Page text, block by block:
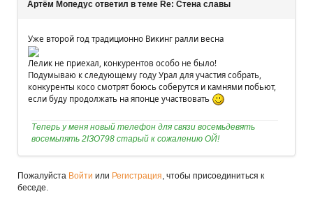
Артём Мопедус ответил в теме Re: Стена славы
Уже второй год традиционно Викинг ралли весна
Лелик не приехал, конкурентов особо не было!
Подумываю к следующему году Урал для участия собрать,
конкуренты косо смотрят боюсь соберутся и камнями побьют,
если буду продолжать на японце участвовать
Теперь у меня новый телефон для связи восемьдевять
восемьпять 2IЗО798 старый к сожалению ОЙ!
Пожалуйста Войти или Регистрация , чтобы присоединиться к
беседе.